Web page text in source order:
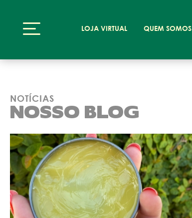
LOJA VIRTUAL QUEM SOMOS
NOTÍCIAS
NOSSO BLOG